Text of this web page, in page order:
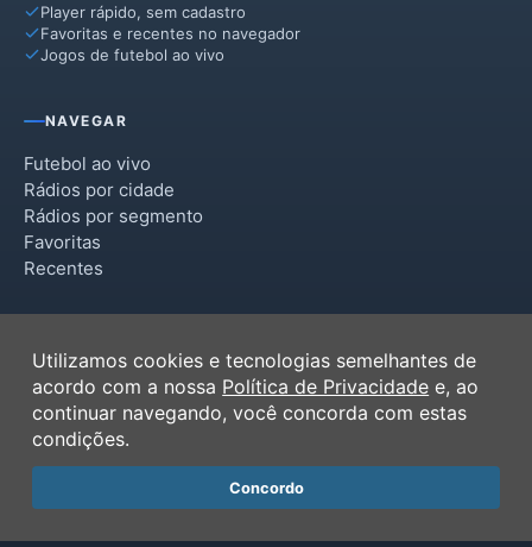
Player rápido, sem cadastro
Favoritas e recentes no navegador
Jogos de futebol ao vivo
NAVEGAR
Futebol ao vivo
Rádios por cidade
Rádios por segmento
Favoritas
Recentes
Termos de Uso
Política de Privacidade
Ferramentas
Contato
Utilizamos cookies e tecnologias semelhantes de
acordo com a nossa Política de Privacidade e, ao
continuar navegando, você concorda com estas
condições.
Concordo